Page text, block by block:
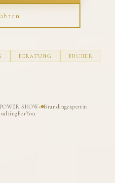
BERATUNG
BÜCHER
SHOW« Brandingexpertin